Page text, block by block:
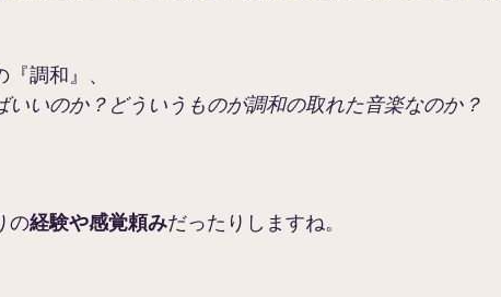
調和』、
いいのか？どういうものが調和の取れた音楽なのか？
の経験や感覚頼みだったりしますね。